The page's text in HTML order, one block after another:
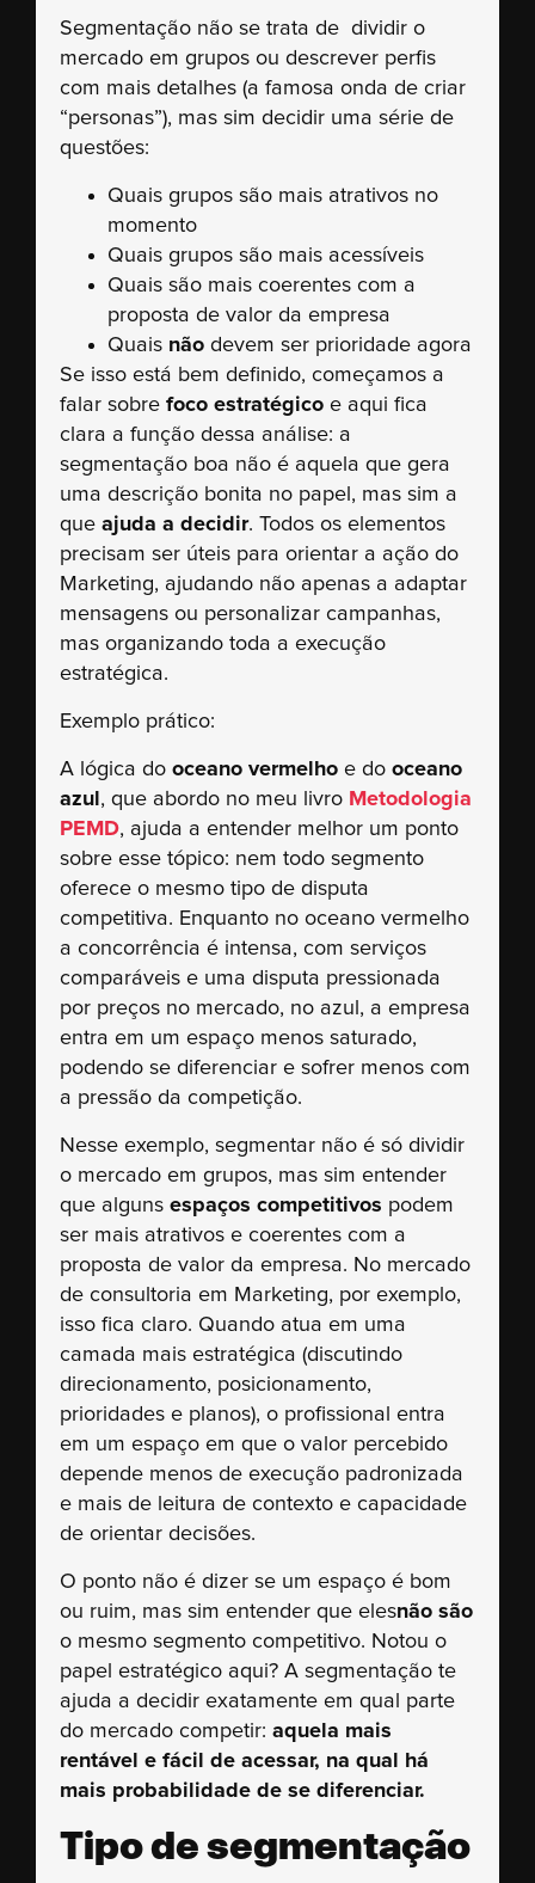
Segmentação não se trata de dividir o
mercado em grupos ou descrever perfis
com mais detalhes (a famosa onda de criar
“personas”), mas sim decidir uma série de
questões:
Quais grupos são mais atrativos no
momento
Quais grupos são mais acessíveis
Quais são mais coerentes com a
proposta de valor da empresa
Quais não devem ser prioridade agora
Se isso está bem definido, começamos a
falar sobre foco estratégico e aqui fica
clara a função dessa análise: a
segmentação boa não é aquela que gera
uma descrição bonita no papel, mas sim a
que ajuda a decidir. Todos os elementos
precisam ser úteis para orientar a ação do
Marketing, ajudando não apenas a adaptar
mensagens ou personalizar campanhas,
mas organizando toda a execução
estratégica.
Exemplo prático:
A lógica do oceano vermelho e do oceano
azul , que abordo no meu livro Metodologia
PEMD, ajuda a entender melhor um ponto
sobre esse tópico: nem todo segmento
oferece o mesmo tipo de disputa
competitiva. Enquanto no oceano vermelho
a concorrência é intensa, com serviços
comparáveis e uma disputa pressionada
por preços no mercado, no azul, a empresa
entra em um espaço menos saturado,
podendo se diferenciar e sofrer menos com
a pressão da competição.
Nesse exemplo, segmentar não é só dividir
o mercado em grupos, mas sim entender
que alguns espaços competitivos podem
ser mais atrativos e coerentes com a
proposta de valor da empresa. No mercado
de consultoria em Marketing, por exemplo,
isso fica claro. Quando atua em uma
camada mais estratégica (discutindo
direcionamento, posicionamento,
prioridades e planos), o profissional entra
em um espaço em que o valor percebido
depende menos de execução padronizada
e mais de leitura de contexto e capacidade
de orientar decisões.
O ponto não é dizer se um espaço é bom
ou ruim, mas sim entender que elesnão são
o mesmo segmento competitivo. Notou o
papel estratégico aqui? A segmentação te
ajuda a decidir exatamente em qual parte
do mercado competir: aquela mais
rentável e fácil de acessar, na qual há
mais probabilidade de se diferenciar.
Tipo de segmentação